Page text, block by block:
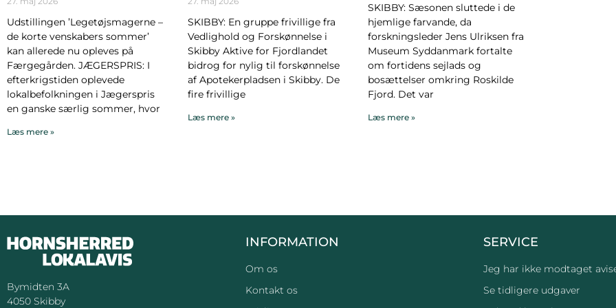
Udstillingen ’Legetøjsmagerne –
de korte venskabers sommer’
kan allerede nu opleves på
Færgegården. JÆGERSPRIS: I
efterkrigstiden oplevede
lokalbefolkningen i Jægerspris
en ganske særlig sommer, hvor
Læs mere »
SKIBBY: En gruppe frivillige fra
Vedlighold og Forskønnelse i
Skibby Aktive for Fjordlandet
bidrog for nylig til forskønnelse
af Apotekerpladsen i Skibby. De
fire frivillige
Læs mere »
SKIBBY: Sæsonen sluttede i de
hjemlige farvande, da
forskningsleder Jens Ulriksen fra
Museum Syddanmark fortalte
om fortidens sejlads og
bosættelser omkring Roskilde
Fjord. Det var
Læs mere »
Bymidten 3A
4050 Skibby
INFORMATION
Om os
Kontakt os
SERVICE
Jeg har ikke modtaget
Se tidligere udgaver